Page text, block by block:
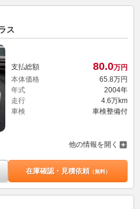
ス
支払総額 80.0万円
本体価格
65. 8万円
年式
2004年
走行
4.6万km
車検
車検整備付
他の情報を開く
在庫確認・見積依頼（無料）